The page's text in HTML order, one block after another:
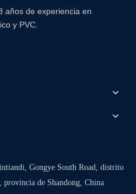
años de experiencia en
y PVC.
Gongye South Road, distrito
provincia de Shandong, China